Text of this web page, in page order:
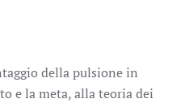
della pulsione in
e la meta, alla teoria dei